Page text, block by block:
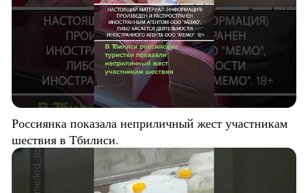
Россиянка показала неприличный жест участникам
шествия в Тбилиси.